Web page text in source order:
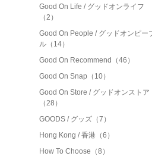
Good On Life / グッドオンライフ
（2）
Good On People / グッドオンピー
ル（14）
Good On Recommend（46）
Good On Snap（10）
Good On Store / グッドオンストア
（28）
GOODS / グッズ（7）
Hong Kong / 香港（6）
How To Choose（8）